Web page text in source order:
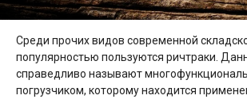
Среди прочих видов современной
популярностью пользуются ричтраки.
справедливо называют
погрузчиком, которому находится